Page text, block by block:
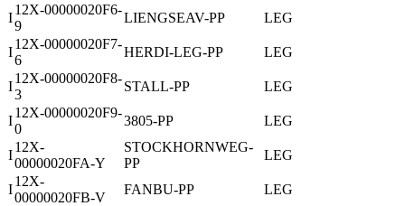
I
12X-00000020F6-
9
LIENGSEAV-PP LEG
I
12X-00000020F7-
6
HERDI-LEG-PP LEG
I
12X-00000020F8-
3
STALL-PP LEG
I
12X-00000020F9-
0
3805-PP LEG
I
12X-
00000020FA-Y
STOCKHORNWEG-
PP
LEG
I
12X-
00000020FB-V
FANBU-PP LEG